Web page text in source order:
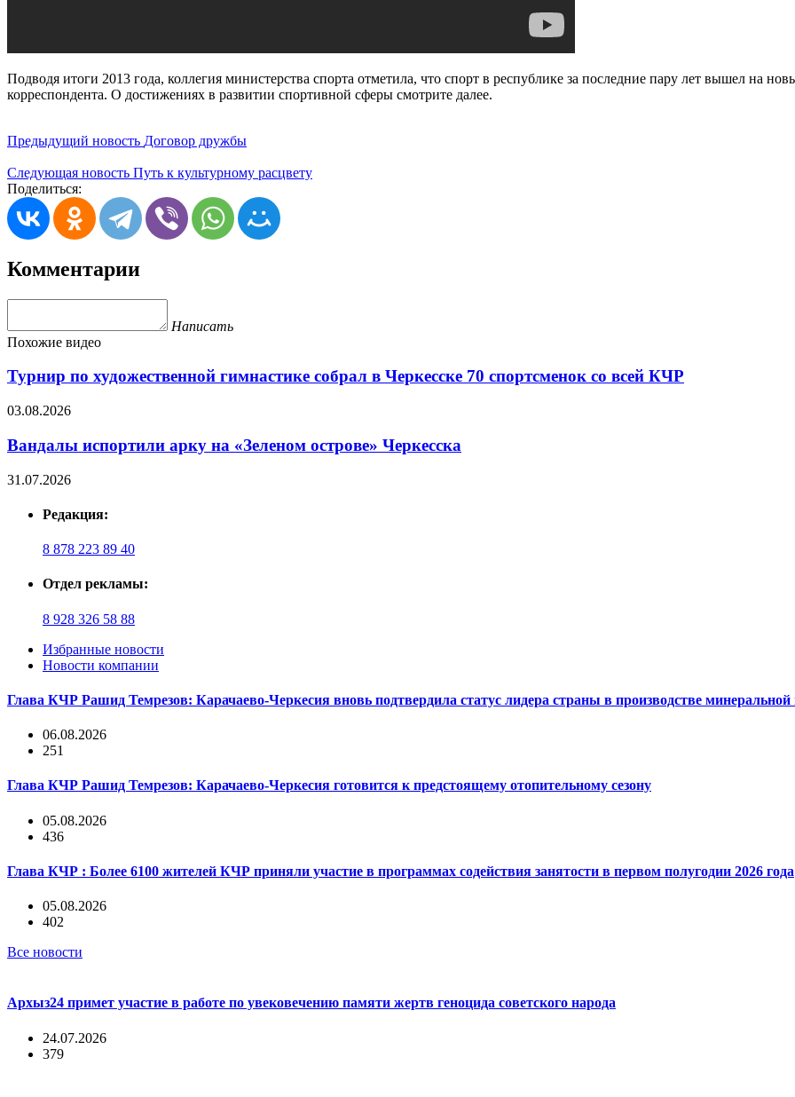
Подводя итоги 2013 года, коллегия министерства спорта отметила, что спорт в республике за последние пару лет вышел на
корреспондента. О достижениях в развитии спортивной сферы смотрите далее.
Предыдущий новость Договор дружбы
Следующая новость Путь к культурному расцвету
Поделиться:
Комментарии
Написать
Похожие видео
Турнир по художественной гимнастике собрал в Черкесске 70 спортсменок со всей КЧР
03.08.2026
Вандалы испортили арку на «Зеленом острове» Черкесска
31.07.2026
Редакция:
8 878 223 89 40
Отдел рекламы:
8 928 326 58 88
Избранные новости
Новости компании
Глава КЧР Рашид Темрезов: Карачаево-Черкесия вновь подтвердила статус лидера страны в производстве
06.08.2026
251
Глава КЧР Рашид Темрезов: Карачаево-Черкесия готовится к предстоящему отопительному сезону
05.08.2026
436
Глава КЧР : Более 6100 жителей КЧР приняли участие в программах содействия занятости в первом полугодии 2026 года
05.08.2026
402
Все новости
Архыз24 примет участие в работе по увековечению памяти жертв геноцида советского народа
24.07.2026
379